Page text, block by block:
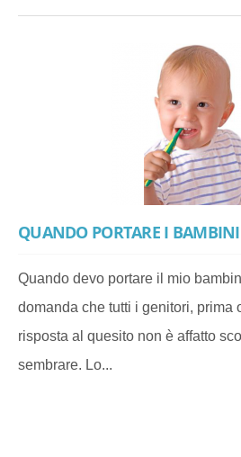
QUANDO PORTARE I
Quando devo portare il mio
domanda che tutti i genitori, prima
risposta al quesito non è affatto
sembrare. Lo...